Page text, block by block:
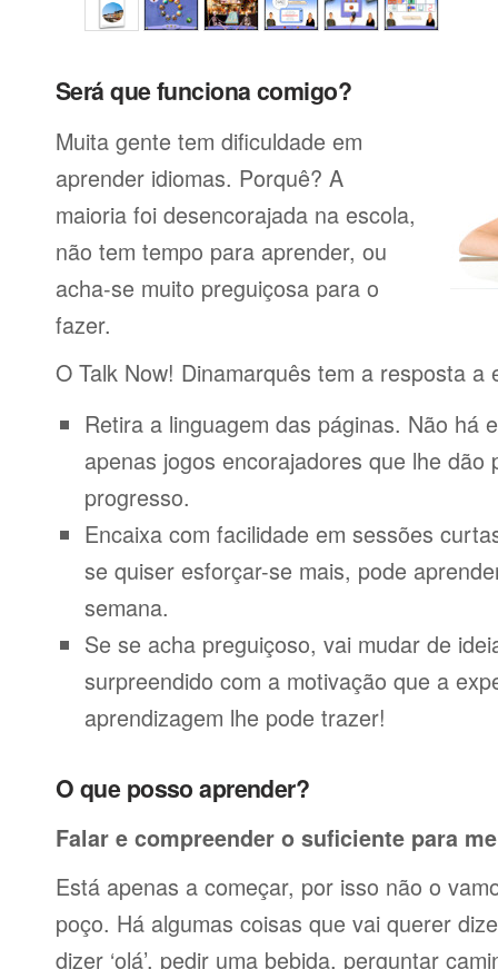
Será que funciona comigo?
Muita gente tem dificuldade em
aprender idiomas. Porquê? A
maioria foi desencorajada na escola,
não tem tempo para aprender, ou
acha-se muito preguiçosa para o
fazer.
O Talk Now! Dinamarquês tem a resposta a
Retira a linguagem das páginas. Não há
apenas jogos encorajadores que lhe dão
progresso.
Encaixa com facilidade em sessões
se quiser esforçar-se mais, pode
semana.
Se se acha preguiçoso, vai mudar de
surpreendido com a motivação que a
aprendizagem lhe pode trazer!
O que posso aprender?
Falar e compreender o suficiente para
Está apenas a começar, por isso não o
poço. Há algumas coisas que vai querer
dizer ‘olá’, pedir uma bebida, perguntar